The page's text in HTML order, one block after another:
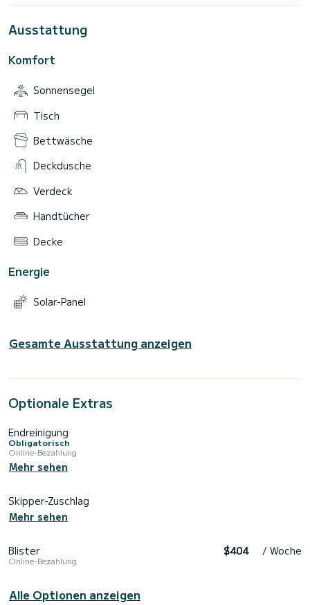
Ausstattung
Komfort
Sonnensegel
Tisch
Bettwäsche
Deckdusche
Verdeck
Handtücher
Decke
Energie
Solar-Panel
Gesamte Ausstattung anzeigen
Optionale Extras
Endreinigung
Obligatorisch
Online-Bezahlung
Mehr sehen
Skipper-Zuschlag
Mehr sehen
Blister
Online-Bezahlung
$404 / Woche
Alle Optionen anzeigen